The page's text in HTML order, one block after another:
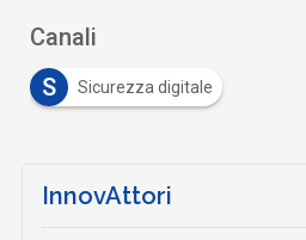
Canali
S
Sicurezza digitale
InnovAttori